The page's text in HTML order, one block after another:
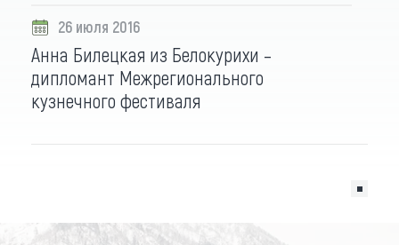
26 июля 2016
Анна Билецкая из Белокурихи –
дипломант Межрегионального
кузнечного фестиваля